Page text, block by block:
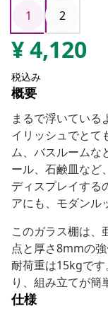
1
2
¥4,120
税込み
概要
まるで浮いている
イリッシュでとて
ム、バスルームな
ール、石鹸皿など
ディスプレイする
アにも、モダンル
このガラス棚は、
点と厚さ8mmの
耐荷重は15kgで
り、組み立てが簡
仕様